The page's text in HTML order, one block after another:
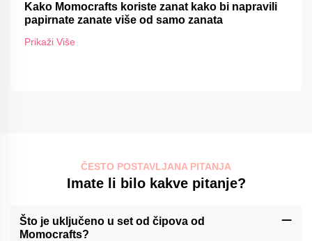
Kako Momocrafts koriste zanat kako bi napravili
papirnate zanate više od samo zanata
Prikaži Više
ČESTO POSTAVLJANA PITANJA
Imate li bilo kakve pitanje?
Što je uključeno u set od čipova od
Momocrafts?